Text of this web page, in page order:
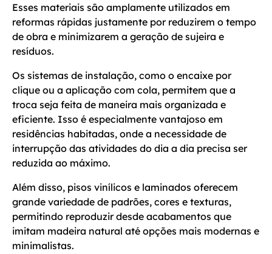
Esses materiais são amplamente utilizados em
reformas rápidas justamente por reduzirem o tempo
de obra e minimizarem a geração de sujeira e
resíduos.
Os sistemas de instalação, como o encaixe por
clique ou a aplicação com cola, permitem que a
troca seja feita de maneira mais organizada e
eficiente. Isso é especialmente vantajoso em
residências habitadas, onde a necessidade de
interrupção das atividades do dia a dia precisa ser
reduzida ao máximo.
Além disso, pisos vinílicos e laminados oferecem
grande variedade de padrões, cores e texturas,
permitindo reproduzir desde acabamentos que
imitam madeira natural até opções mais modernas e
minimalistas.